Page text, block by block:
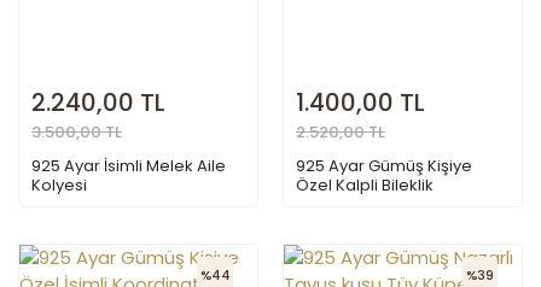
2.240,00 TL
3.500,00 TL
925 Ayar İsimli Melek Aile
Kolyesi
1.400,00 TL
2.520,00 TL
925 Ayar Gümüş Kişiye
Özel Kalpli Bileklik
%44 %39